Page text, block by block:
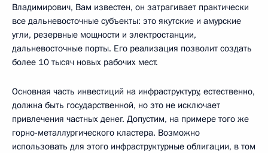
Владимирович, Вам известен, он затрагивает практически
все дальневосточные субъекты: это якутские и амурские
угли, резервные мощности и электростанции,
дальневосточные порты. Его реализация позволит создать
более 10 тысяч новых рабочих мест.
Основная часть инвестиций на инфраструктуру, естественно,
должна быть государственной, но это не исключает
привлечения частных денег. Допустим, на примере того же
горно-металлургического кластера. Возможно
использовать для этого инфраструктурные облигации, в том